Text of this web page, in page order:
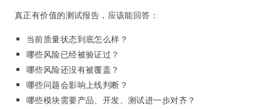
真正有价值的测试报告，应该能回答：
当前质量状态到底怎么样？
哪些风险已经被验证过？
哪些风险还没有被覆盖？
哪些问题会影响上线判断？
哪些模块需要产品、开发、测试进一步对齐？